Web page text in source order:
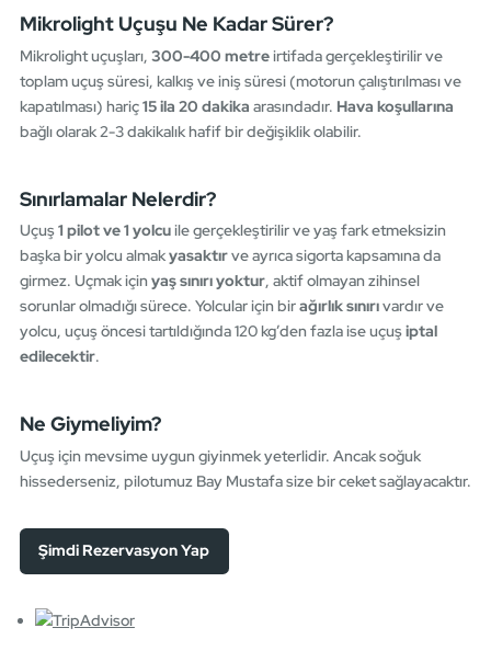
Mikrolight Uçuşu Ne Kadar Sürer?
Mikrolight uçuşları, 300-400 metreirtifada gerçekleştirilir ve
toplam uçuş süresi, kalkış ve iniş süresi (motorun çalıştırılması ve
kapatılması) hariç15 ila 20 dakika arasındadır. Hava koşullarına
bağlı olarak 2-3 dakikalık hafif bir değişiklik olabilir.
Sınırlamalar Nelerdir?
Uçuş1 pilot ve 1 yolcuile gerçekleştirilir ve yaş fark etmeksizin
başka bir yolcu almakyasaktırve ayrıca sigorta kapsamına da
girmez. Uçmak içinyaş sınırı yoktur, aktif olmayan zihinsel
sorunlar olmadığı sürece. Yolcular için birağırlık sınırıvardır ve
yolcu, uçuş öncesi tartıldığında 120 kg’den fazla ise uçuşiptal
edilecektir.
Ne Giymeliyim?
Uçuş için mevsime uygun giyinmek yeterlidir. Ancak soğuk
hissederseniz, pilotumuz Bay Mustafa size bir ceket sağlayacaktır.
Şimdi Rezervasyon Yap